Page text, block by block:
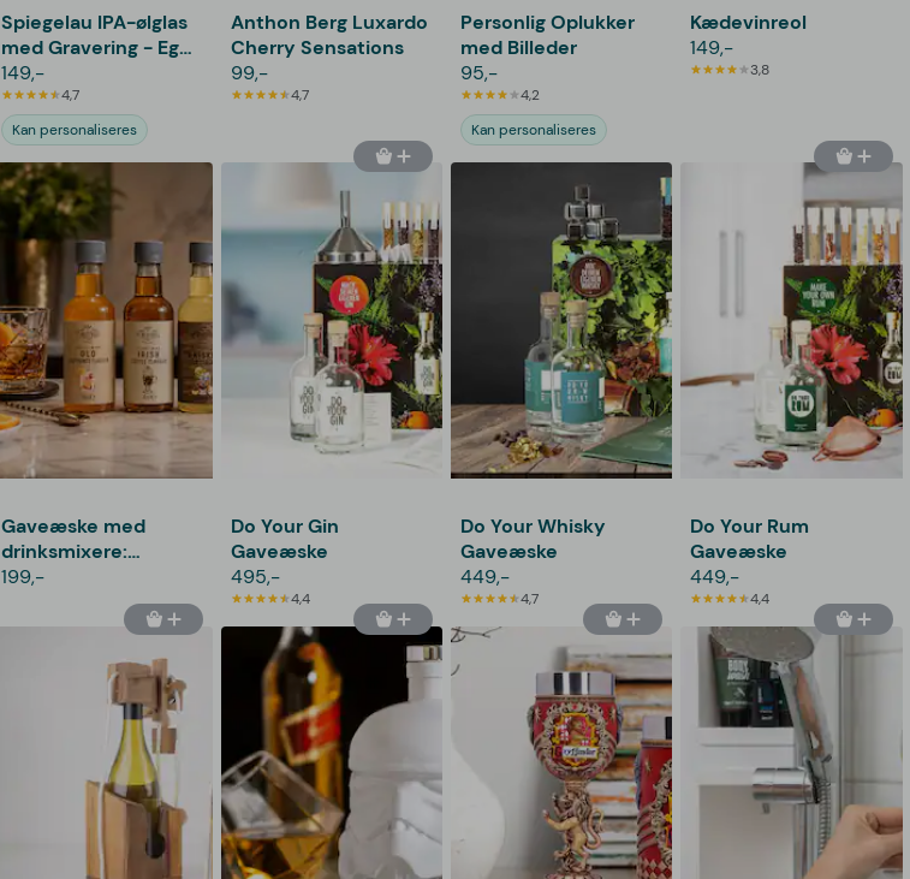
Spiegelau IPA-ølglas
med Gravering - Egen
Tekst
149,-
4,7
Kan personaliseres
Anthon Berg Luxardo
Cherry Sensations
99,-
4,7
Personlig Oplukker
med Billeder
95,-
4,2
Kan personaliseres
Kædevinreol
149,-
3,8
Gaveæske med
drinksmixere:
Whiskey cocktail
mixers - Thoughtfully
199,-
Do Your Gin
Gaveæske
495,-
4,4
Do Your Whisky
Gaveæske
449,-
4,7
Do Your Rum
Gaveæske
449,-
4,4